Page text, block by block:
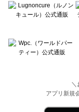
＼
アプリ新規